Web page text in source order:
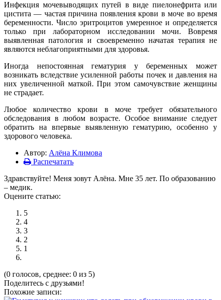
Инфекция мочевыводящих путей в виде пиелонефрита или
цистита — частая причина появления крови в моче во время
беременности. Число эритроцитов умеренное и определяется
только при лабораторном исследовании мочи. Вовремя
выявленная патология и своевременно начатая терапия не
являются неблагоприятными для здоровья.
Иногда непостоянная гематурия у беременных может
возникать вследствие усиленной работы почек и давления на
них увеличенной маткой. При этом самочувствие женщины
не страдает.
Любое количество крови в моче требует обязательного
обследования в любом возрасте. Особое внимание следует
обратить на впервые выявленную гематурию, особенно у
здорового человека.
Автор: Алёна Климова
Распечатать
Здравствуйте! Меня зовут Алёна. Мне 35 лет. По образованию
– медик.
Оцените статью:
5
4
3
2
1
(0 голосов, среднее: 0 из 5)
Поделитесь с друзьями!
Похожие записи: